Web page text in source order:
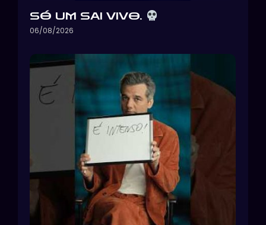
SÓ UM SAI VIVO.
06/08/2026